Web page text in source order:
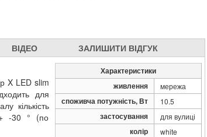
ВІДЕО ЗАЛИШИТИ ВІДГУК
Характеристики
живлення
мережа
споживча потужність, Вт 10.5
застосування для вулиці
колір white
X LED slim
для
кількість
+ -30 ° (по